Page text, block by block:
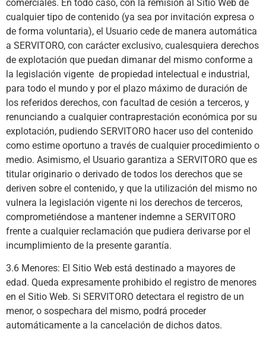
comerciales. En todo caso, con la remisión al Sitio Web de
cualquier tipo de contenido (ya sea por invitación expresa o
de forma voluntaria), el Usuario cede de manera automática
a SERVITORO, con carácter exclusivo, cualesquiera derechos
de explotación que puedan dimanar del mismo conforme a
la legislación vigente de propiedad intelectual e industrial,
para todo el mundo y por el plazo máximo de duración de
los referidos derechos, con facultad de cesión a terceros, y
renunciando a cualquier contraprestación económica por su
explotación, pudiendo SERVITORO hacer uso del contenido
como estime oportuno a través de cualquier procedimiento o
medio. Asimismo, el Usuario garantiza a SERVITORO que es
titular originario o derivado de todos los derechos que se
deriven sobre el contenido, y que la utilización del mismo no
vulnera la legislación vigente ni los derechos de terceros,
comprometiéndose a mantener indemne a SERVITORO
frente a cualquier reclamación que pudiera derivarse por el
incumplimiento de la presente garantía.
3.6 Menores: El Sitio Web está destinado a mayores de
edad. Queda expresamente prohibido el registro de menores
en el Sitio Web. Si SERVITORO detectara el registro de un
menor, o sospechara del mismo, podrá proceder
automáticamente a la cancelación de dichos datos.